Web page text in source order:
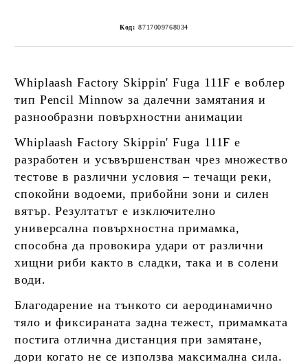
Код: 8717009768034
Whiplaash Factory Skippin' Fuga 111F е воблер
тип Pencil Minnow за далечни замятания и
разнообразни повърхностни анимации
Whiplaash Factory Skippin' Fuga 111F е
разработен и усъвършенстван чрез множество
тестове в различни условия – течащи реки,
спокойни водоеми, прибойни зони и силен
вятър. Резултатът е изключително
универсална повърхностна примамка,
способна да провокира удари от различни
хищни риби както в сладки, така и в солени
води.
Благодарение на тънкото си аеродинамично
тяло и фиксираната задна тежест, примамката
постига отлична дистанция при замятане,
дори когато не се използва максимална сила.